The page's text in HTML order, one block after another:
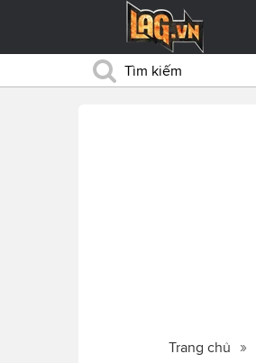
Trang chủ